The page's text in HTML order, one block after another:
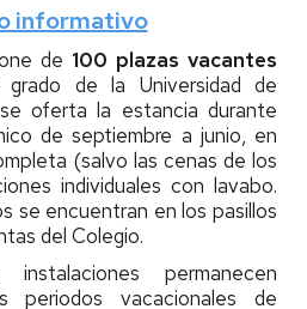
informativo
de 100 plazas vacantes
de la Universidad de
oferta la estancia durante
de septiembre a junio, en
(salvo las cenas de los
individuales con lavabo.
se encuentran en los pasillos
del Colegio.
permanecen
periodos vacacionales de